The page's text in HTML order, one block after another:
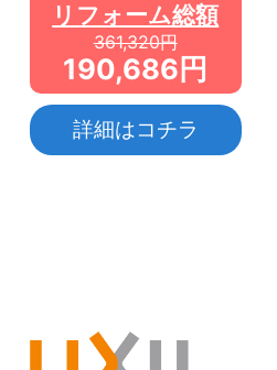
リフォーム総額
361,320円
190,686円
詳細はコチラ